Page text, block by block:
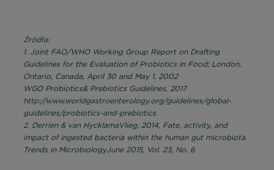
Źródła:
1. Joint FAO/WHO Working Group Report on Drafting
Guidelines for the Evaluation of Probiotics in Food; London,
Ontario, Canada, April 30 and May 1, 2002
WGO Probiotics& Prebiotics Guidelines, 2017
http://www.worldgastroenterology.org/guidelines/global-
guidelines/probiotics-and-prebiotics
2. Derrien & van HycklamaVlieg, 2014, Fate, activity, and
impact of ingested bacteria within the human gut microbiota.
Trends in MicrobiologyJune 2015, Vol. 23, No. 6